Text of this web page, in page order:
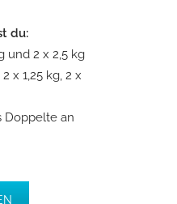
du:
und 2 x 2,5 kg
x 1,25 kg, 2 x
Doppelte an